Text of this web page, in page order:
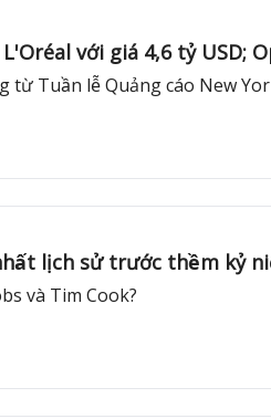
với giá 4,6 tỷ USD;
từ Tuần lễ Quảng cáo New
lịch sử trước thềm kỷ
và Tim Cook?